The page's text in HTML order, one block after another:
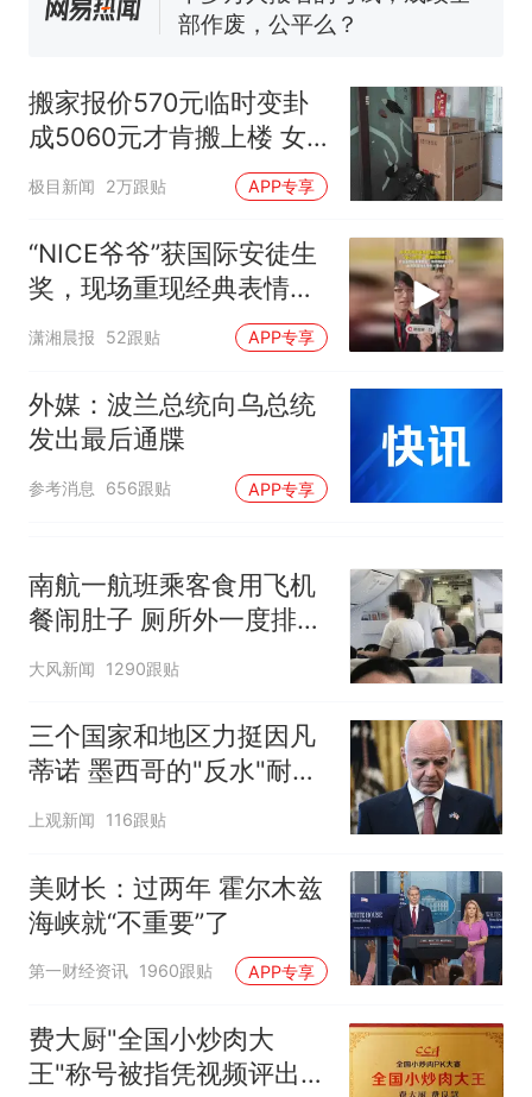
核查
部作废，公平么？
搜，网友：天塌了！
热 那个在床头放菜刀的女孩，
因老师一句“跟我回家”改写了
搬家报价570元临时变卦
成5060元才肯搬上楼 女
子傻眼
极目新闻 2万跟贴 APP专享
“NICE爷爷”获国际安徒生
奖，现场重现经典表情
包，向中国粉丝问好
潇湘晨报 52跟贴 APP专享
外媒：波兰总统向乌总统
发出最后通牒
参考消息 656跟贴 APP专享
南航一航班乘客食用飞机
餐闹肚子 厕所外一度排长
队
大风新闻 1290跟贴
三个国家和地区力挺因凡
蒂诺 墨西哥的"反水"耐人
寻味
上观新闻 116跟贴
美财长：过两年 霍尔木兹
海峡就“不重要”了
第一财经资讯 1960跟贴 APP专享
费大厨"全国小炒肉大
王"称号被指凭视频评出